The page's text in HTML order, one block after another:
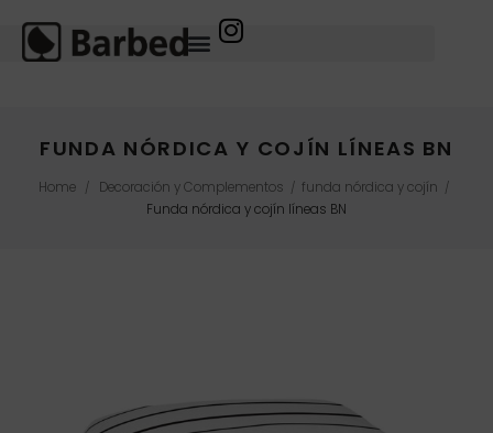
FUNDA NÓRDICA Y COJÍN LÍNEAS BN
Home / Decoración y Complementos / funda nórdica y cojín /
Funda nórdica y cojín líneas BN